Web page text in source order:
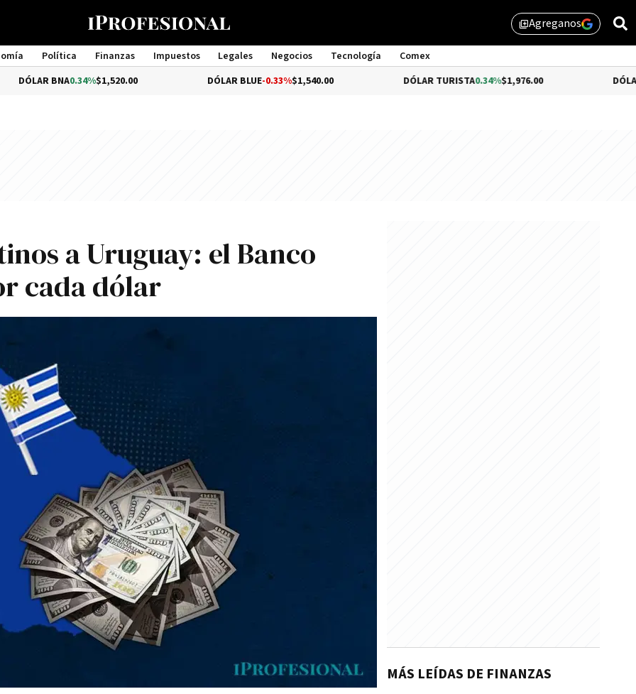
library_addAgreganos
Política Finanzas Impuestos Legales Negocios Tecnología
Comex
Management
BNA0.34% $1,520.00 DÓLAR BLUE-0.33%$1,540.00 DÓLAR TURISTA0.34%$1,976.00 DÓLAR MEP
a Uruguay: el Banco
cada dólar
MÁS LEÍDAS DE FINANZAS